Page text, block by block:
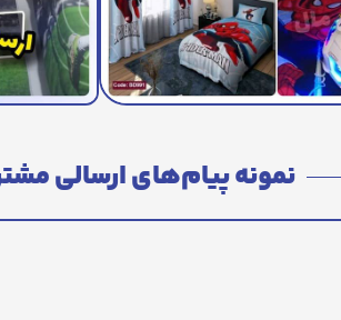
نمونه پیام‌های ارسالی